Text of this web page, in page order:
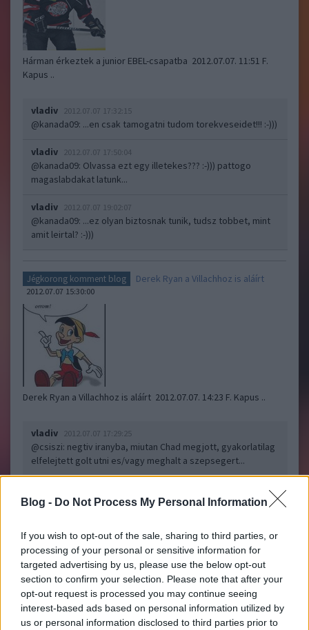
Blog - Do Not Process My Personal Information
If you wish to opt-out of the sale, sharing to third parties, or
processing of your personal or sensitive information for
targeted advertising by us, please use the below opt-out
section to confirm your selection. Please note that after your
opt-out request is processed you may continue seeing
interest-based ads based on personal information utilized by
us or personal information disclosed to third parties prior to
Hárman érkeztek a junior EBEL-csapatba 2012.07.07. 11:51 F.
Kapus ..
vladiv 2012.07.07 17:32:15
@kanada09: ...en csak tamogatni tudom torekveseidet!!! :-)))
vladiv 2012.07.07 17:50:04
@kanada09: Olvassa ezt egy illetekes??? :-))) pattogo
magaslabdakat latunk...
vladiv 2012.07.07 19:02:07
@kanada09: ...ez olyan biztosnak tunik, tudsz tobbet, mint
amit leirtal? :-)))
Jégkorong komment blog Derek Ryan a Villachhoz is aláírt
2012.07.07 15:30:00
Derek Ryan a Villachhoz is aláírt 2012.07.07. 14:23 F. Kapus ..
vladiv 2012.07.07 17:29:25
@csiszi: negtiv iranyba, miutan Chad megjott, gyakorlatilag
elfelejtett golt utni es/vagy meghalt a szepsegert...
Ryan-t...
vladiv 2012.07.07 17:58:20
@cric82: ...ez mar kiderult a kozepszakasz vegen, amikor az
eltiltott kapusuk megis beallhatott vedeni...
vladiv 2012.07.07 17:58:52
@vladiv: szlovenra gondolok...